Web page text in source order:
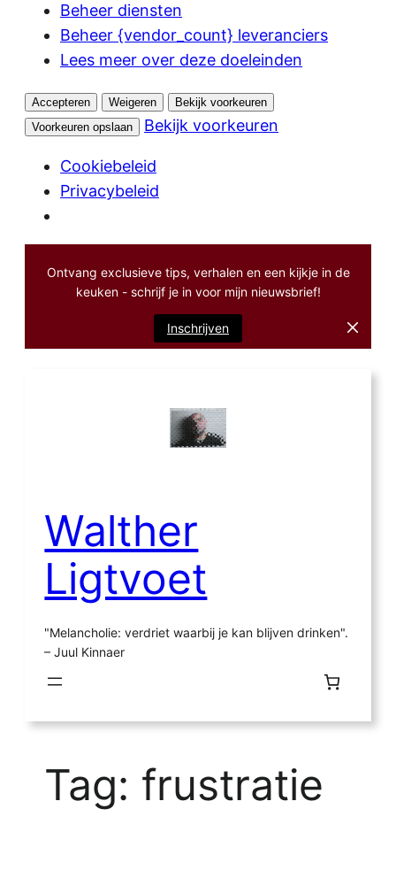
Beheer diensten
Beheer {vendor_count} leveranciers
Lees meer over deze doeleinden
Accepteren Weigeren
Bekijk voorkeuren
Voorkeuren opslaan
Bekijk voorkeuren
Cookiebeleid
Privacybeleid
Ontvang exclusieve tips, verhalen en een kijkje in de
keuken - schrijf je in voor mijn nieuwsbrief!
Inschrijven
Walther
Ligtvoet
"Melancholie: verdriet waarbij je kan blijven drinken".
– Juul Kinnaer
Tag: frustratie